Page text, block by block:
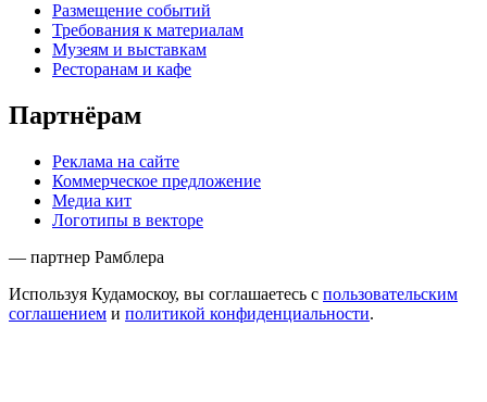
Размещение событий
Требования к материалам
Музеям и выставкам
Ресторанам и кафе
Партнёрам
Реклама на сайте
Коммерческое предложение
Медиа кит
Логотипы в векторе
— партнер Рамблера
Используя Кудамоскоу, вы соглашаетесь с пользовательским
соглашением и политикой конфиденциальности.